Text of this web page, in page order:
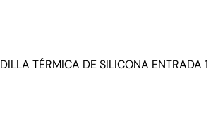
TÉRMICA DE SILICONA ENTRADA 1